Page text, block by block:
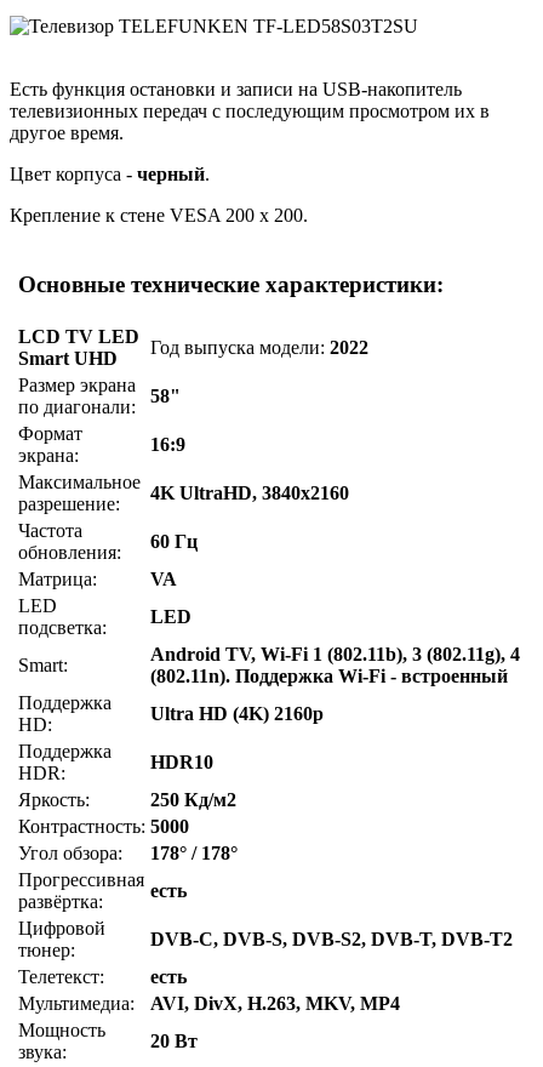
Есть функция остановки и записи на USB-накопитель
телевизионных передач с последующим просмотром их в
другое время.
Цвет корпуса - черный.
Крепление к стене VESA 200 x 200.
Основные технические характеристики:
LCD TV LED
Smart UHD
Год выпуска модели:2022
Размер экрана
по диагонали:
58"
Формат
экрана:
16:9
Максимальное
разрешение:
4K UltraHD, 3840x2160
Частота
обновления:
60 Гц
Матрица:
VA
LED
подсветка:
LED
Smart:
Android TV, Wi-Fi 1 (802.11b), 3 (802.11g), 4
(802.11n). Поддержка Wi-Fi - встроенный
Поддержка
HD:
Ultra HD (4K) 2160p
Поддержка
HDR:
HDR10
Яркость:
250 Кд/м2
Контрастность: 5000
Угол обзора:
178° / 178°
Прогрессивная
развёртка:
есть
Цифровой
тюнер:
DVB-C, DVB-S, DVB-S2, DVB-T, DVB-T2
Телетекст:
есть
Мультимедиа:
AVI, DivX, H.263, MKV, MP4
Мощность
звука:
20 Вт